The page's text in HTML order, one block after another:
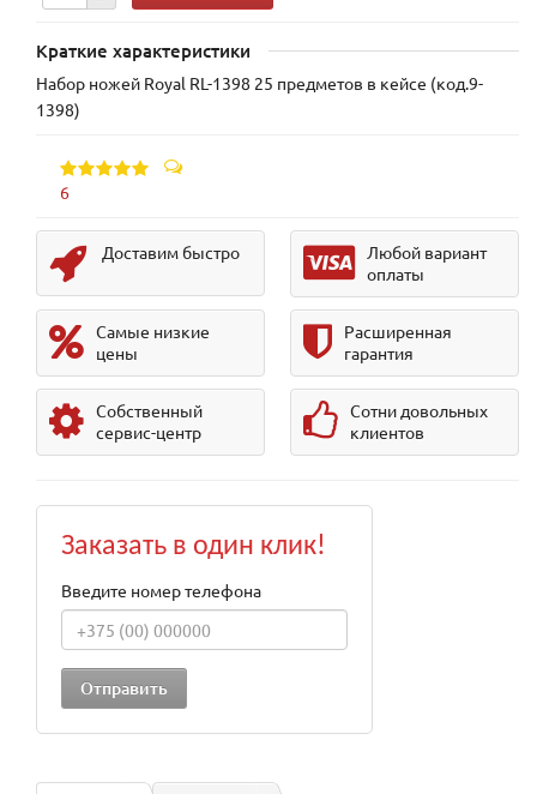
Краткие характеристики
Набор ножей Royal RL-1398 25 предметов в кейсе (код.9-
1398)
6
Доставим быстро
Любой вариант
оплаты
Самые низкие
цены
Расширенная
гарантия
Собственный
сервис-центр
Сотни довольных
клиентов
Заказать в один клик!
Введите номер телефона